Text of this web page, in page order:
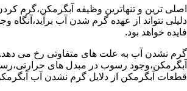
اصلی ترین و تنهاترین وظیفه آبگرمکن،گرم
دلیلی نتواند از عهده گرم شدن آب
فایده خواهد بود.
گرم نشدن آب به علت های متفاوتی رخ می
آبگرمکن،وجود رسوب در مبدل های
قطعات آبگرمکن از دلایل گرم نشدن آب